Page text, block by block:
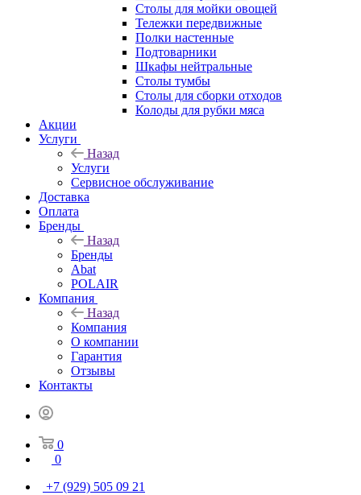
Столы для мойки овощей
Тележки передвижные
Полки настенные
Подтоварники
Шкафы нейтральные
Столы тумбы
Столы для сборки отходов
Колоды для рубки мяса
Акции
Услуги
Назад
Услуги
Сервисное обслуживание
Доставка
Оплата
Бренды
Назад
Бренды
Abat
POLAIR
Компания
Назад
Компания
О компании
Гарантия
Отзывы
Контакты
0
0
+7 (929) 505 09 21